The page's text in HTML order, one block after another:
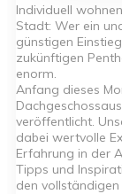
Individuell
Stadt: Wer ein
günstigen
zukünftigen
enorm.
Anfang dieses
veröffentlicht.
dabei wertvolle
Erfahrung in der
Tipps und
den vollständigen